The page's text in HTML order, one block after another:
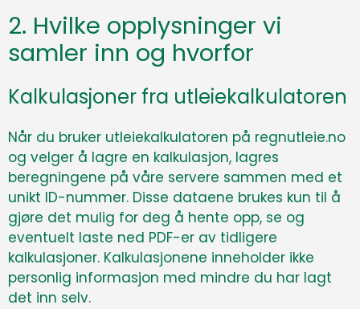
2. Hvilke opplysninger vi
samler inn og hvorfor
Kalkulasjoner fra utleiekalkulatoren
Når du bruker utleiekalkulatoren på regnutleie.no
og velger å lagre en kalkulasjon, lagres
beregningene på våre servere sammen med et
unikt ID-nummer. Disse dataene brukes kun til å
gjøre det mulig for deg å hente opp, se og
eventuelt laste ned PDF-er av tidligere
kalkulasjoner. Kalkulasjonene inneholder ikke
personlig informasjon med mindre du har lagt
det inn selv.